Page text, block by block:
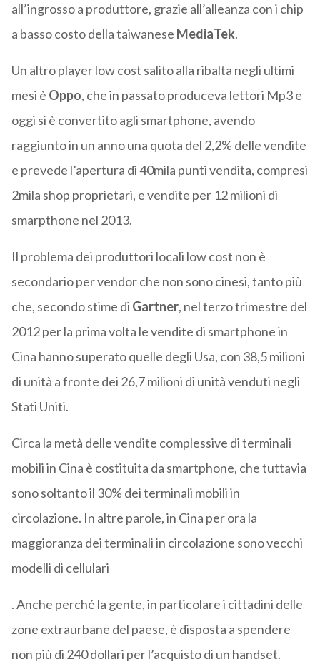
all’ingrosso a produttore, grazie all’alleanza con i chip
a basso costo della taiwanese MediaTek.
Un altro player low cost salito alla ribalta negli ultimi
mesi è Oppo, che in passato produceva lettori Mp3 e
oggi si è convertito agli smartphone, avendo
raggiunto in un anno una quota del 2,2% delle vendite
e prevede l’apertura di 40mila punti vendita, compresi
2mila shop proprietari, e vendite per 12 milioni di
smarpthone nel 2013.
Il problema dei produttori locali low cost non è
secondario per vendor che non sono cinesi, tanto più
che, secondo stime di Gartner, nel terzo trimestre del
2012 per la prima volta le vendite di smartphone in
Cina hanno superato quelle degli Usa, con 38,5 milioni
di unità a fronte dei 26,7 milioni di unità venduti negli
Stati Uniti.
Circa la metà delle vendite complessive di terminali
mobili in Cina è costituita da smartphone, che tuttavia
sono soltanto il 30% dei terminali mobili in
circolazione. In altre parole, in Cina per ora la
maggioranza dei terminali in circolazione sono vecchi
modelli di cellulari
. Anche perché la gente, in particolare i cittadini delle
zone extraurbane del paese, è disposta a spendere
non più di 240 dollari per l’acquisto di un handset.